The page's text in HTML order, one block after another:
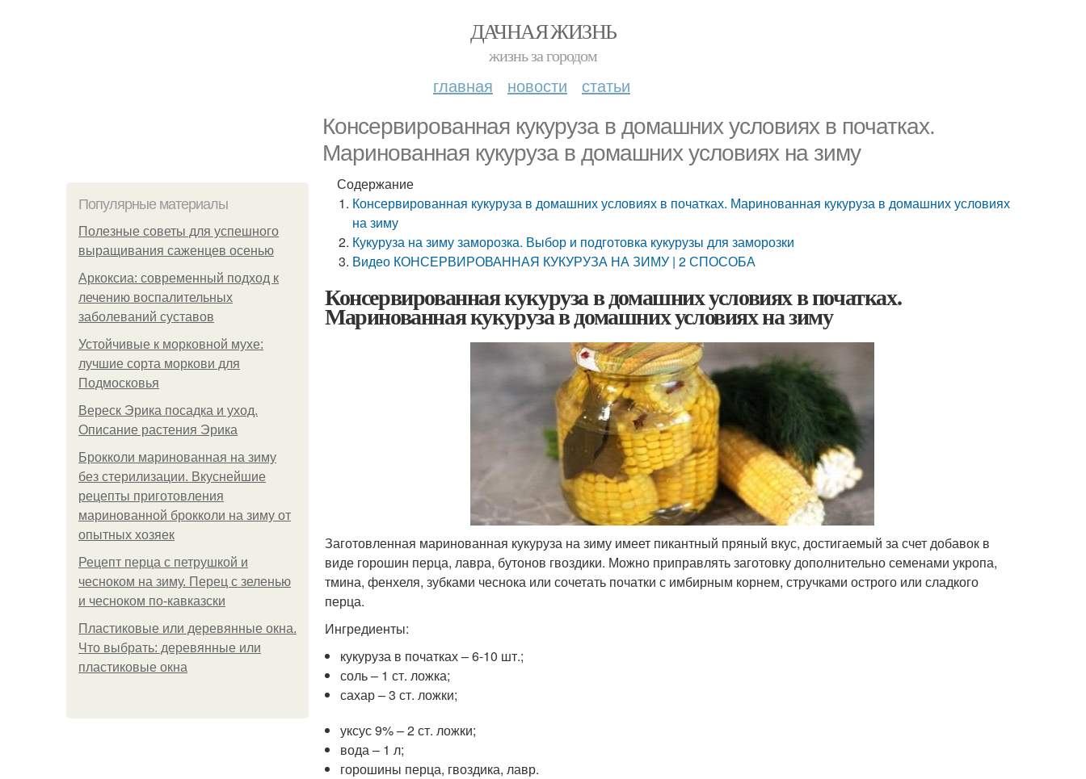
ДАЧНАЯ ЖИЗНЬ
жизнь за городом
главная новости статьи
Консервированная кукуруза в домашних условиях в початках.
Маринованная кукуруза в домашних условиях на зиму
Популярные материалы
Полезные советы для успешного
выращивания саженцев осенью
Аркоксиа: современный подход к
лечению воспалительных
заболеваний суставов
Устойчивые к морковной мухе:
лучшие сорта моркови для
Подмосковья
Вереск Эрика посадка и уход.
Описание растения Эрика
Брокколи маринованная на зиму
без стерилизации. Вкуснейшие
рецепты приготовления
маринованной брокколи на зиму от
опытных хозяек
Рецепт перца с петрушкой и
чесноком на зиму. Перец с зеленью
и чесноком по-кавказски
Пластиковые или деревянные окна.
Что выбрать: деревянные или
пластиковые окна
Содержание
Консервированная кукуруза в домашних условиях в початках. Маринованная кукуруза в домашних условиях
на зиму
Кукуруза на зиму заморозка. Выбор и подготовка кукурузы для заморозки
Видео КОНСЕРВИРОВАННАЯ КУКУРУЗА НА ЗИМУ | 2 СПОСОБА
Консервированная кукуруза в домашних условиях в початках.
Маринованная кукуруза в домашних условиях на зиму
Заготовленная маринованная кукуруза на зиму имеет пикантный пряный вкус, достигаемый за счет добавок в
виде горошин перца, лавра, бутонов гвоздики. Можно приправлять заготовку дополнительно семенами укропа,
тмина, фенхеля, зубками чеснока или сочетать початки с имбирным корнем, стручками острого или сладкого
перца.
Ингредиенты:
кукуруза в початках – 6-10 шт.;
соль – 1 ст. ложка;
сахар – 3 ст. ложки;
уксус 9% – 2 ст. ложки;
вода – 1 л;
горошины перца, гвоздика, лавр.